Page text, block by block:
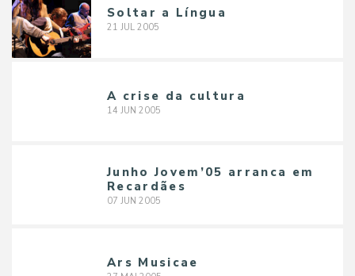
Soltar a Língua
21 JUL 2005
A crise da cultura
14 JUN 2005
Junho Jovem’05 arranca em
Recardães
07 JUN 2005
Ars Musicae